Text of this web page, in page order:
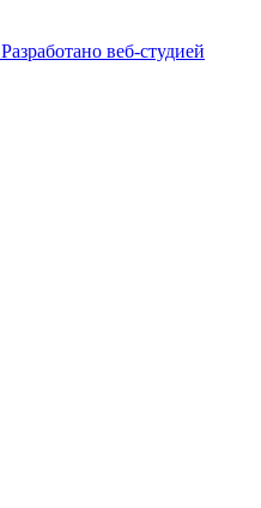
Разработано веб-студией